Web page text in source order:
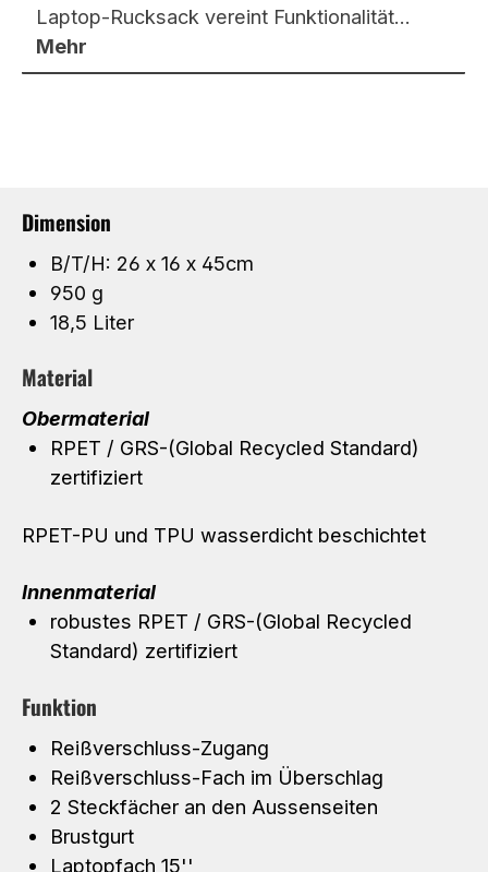
Laptop-Rucksack vereint Funktionalität…
Mehr
Dimension
B/T/H: 26 x 16 x 45cm
950 g
18,5 Liter
Material
Obermaterial
RPET / GRS-(Global Recycled Standard)
zertifiziert
RPET-PU und TPU wasserdicht beschichtet
Innenmaterial
robustes RPET / GRS-(Global Recycled
Standard) zertifiziert
Funktion
Reißverschluss-Zugang
Reißverschluss-Fach im Überschlag
2 Steckfächer an den Aussenseiten
Brustgurt
Laptopfach 15''